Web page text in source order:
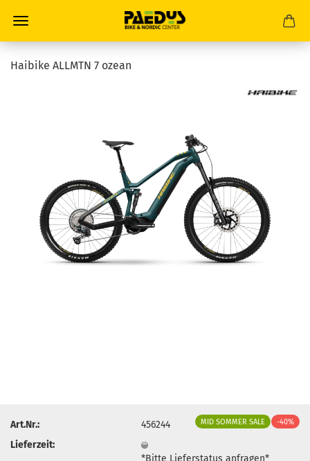
Haibike ALLMTN 7 ozean
MID SOMMER SALE -40%
Art.Nr.:
456244
Lieferzeit:
*Bitte Lieferstatus anfragen*